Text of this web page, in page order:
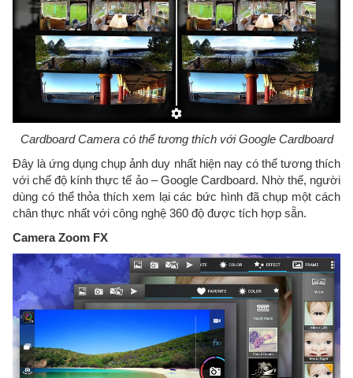
Cardboard Camera có thể tương thích với Google Cardboard
Đây là ứng dụng chụp ảnh duy nhất hiện nay có thể tương thích
với chế độ kính thực tế ảo – Google Cardboard. Nhờ thế, người
dùng có thể thỏa thích xem lại các bức hình đã chụp một cách
chân thực nhất với công nghệ 360 độ được tích hợp sẵn.
Camera Zoom FX